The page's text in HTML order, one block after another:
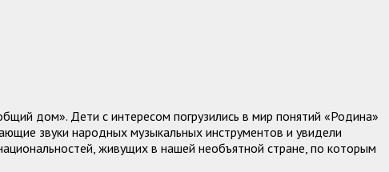
дом». Дети с интересом погрузились в мир понятий «Родина»
звуки народных музыкальных инструментов и увидели
живущих в нашей необъятной стране, по которым